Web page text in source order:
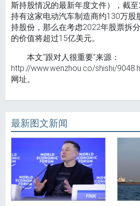
斯持股情况的最新年度文件），截
持有这家电动汽车制造商约130万股
持股份，那么在考虑2022年股票拆
的价值将超过15亿美元。
本文“跟对人很重要”来源：
http://www.wenzhou.co/shishi/
网址。
最新图文新闻